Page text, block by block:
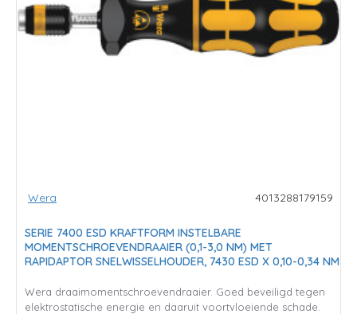
Wera 4013288179159
SERIE 7400 ESD KRAFTFORM INSTELBARE
MOMENTSCHROEVENDRAAIER (0,1-3,0 NM) MET
RAPIDAPTOR SNELWISSELHOUDER, 7430 ESD X 0,10-0,34 NM
Wera draaimomentschroevendraaier. Goed beveiligd tegen
elektrostatische energie en daaruit voortvloeiende schade.